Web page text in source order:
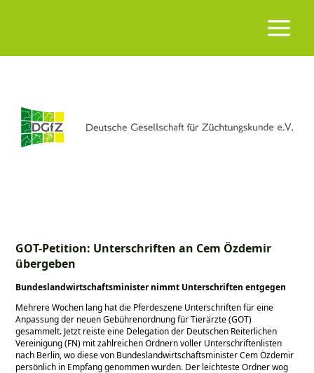
GOT-Petition: Unterschriften an Cem Özdemir
übergeben
Bundeslandwirtschaftsminister nimmt Unterschriften entgegen
Mehrere Wochen lang hat die Pferdeszene Unterschriften für eine
Anpassung der neuen Gebührenordnung für Tierärzte (GOT)
gesammelt. Jetzt reiste eine Delegation der Deutschen Reiterlichen
Vereinigung (FN) mit zahlreichen Ordnern voller Unterschriftenlisten
nach Berlin, wo diese von Bundeslandwirtschaftsminister Cem Özdemir
persönlich in Empfang genommen wurden. Der leichteste Ordner wog